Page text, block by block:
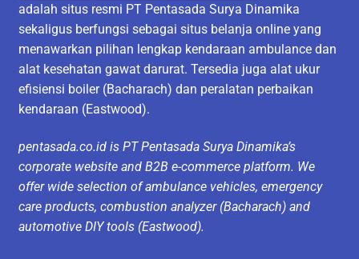
adalah situs resmi PT Pentasada Surya Dinamika
sekaligus berfungsi sebagai situs belanja online yang
menawarkan pilihan lengkap kendaraan ambulance dan
alat kesehatan gawat darurat. Tersedia juga alat ukur
efisiensi boiler (Bacharach) dan peralatan perbaikan
kendaraan (Eastwood).
pentasada.co.id is PT Pentasada Surya Dinamika’s
corporate website and B2B e-commerce platform. We
offer wide selection of ambulance vehicles, emergency
care products, combustion analyzer (Bacharach) and
automotive DIY tools (Eastwood).